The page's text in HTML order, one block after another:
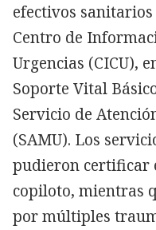
efectivos
Centro de
Urgencias (CICU),
Soporte Vital
Servicio de
(SAMU). Los
pudieron certificar
copiloto, mientras
por múltiples